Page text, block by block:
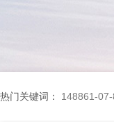
热门关键词： 148861-